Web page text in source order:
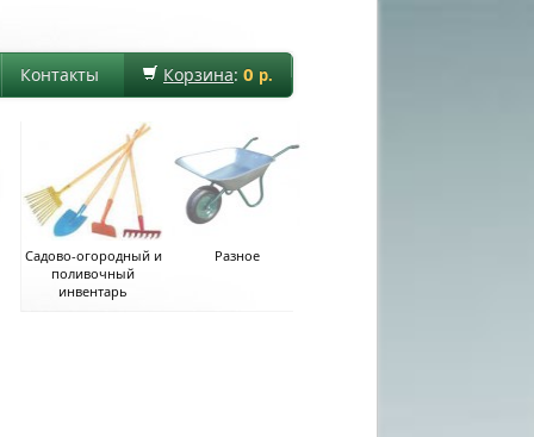
Корзина: 0 р.
Контакты
Садово-огородный и
поливочный
инвентарь
Разное